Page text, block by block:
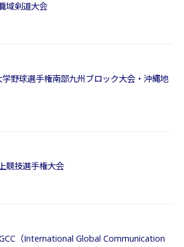
域剣道大会
野球選手権南部九州ブロック大会・沖縄地
競技選手権大会
（International Global Communication